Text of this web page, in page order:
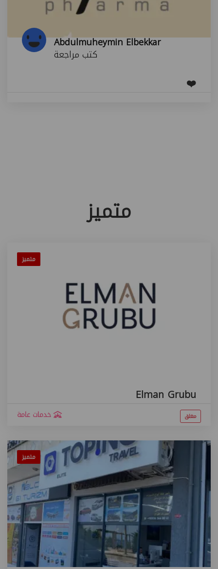
Abdulmuheymin Elbekkar
كتب مراجعة
❤️
متميز
متميز
Elman Grubu
خدمات عامة مغلق
متميز